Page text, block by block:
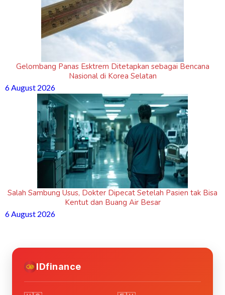
Gelombang Panas Esktrem Ditetapkan sebagai Bencana
Nasional di Korea Selatan
6 August 2026
Salah Sambung Usus, Dokter Dipecat Setelah Pasien tak Bisa
Kentut dan Buang Air Besar
6 August 2026
IDfinance